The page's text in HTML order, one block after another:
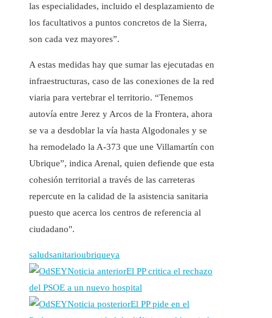
las especialidades, incluido el desplazamiento de
los facultativos a puntos concretos de la Sierra,
son cada vez mayores”.
A estas medidas hay que sumar las ejecutadas en
infraestructuras, caso de las conexiones de la red
viaria para vertebrar el territorio. “Tenemos
autovía entre Jerez y Arcos de la Frontera, ahora
se va a desdoblar la vía hasta Algodonales y se
ha remodelado la A-373 que une Villamartín con
Ubrique”, indica Arenal, quien defiende que esta
cohesión territorial a través de las carreteras
repercute en la calidad de la asistencia sanitaria
puesto que acerca los centros de referencia al
ciudadano".
saludsanitarioubriqueya
Noticia anteriorEl PP critica el rechazo
del PSOE a un nuevo hospital
Noticia posteriorEl PP pide en el